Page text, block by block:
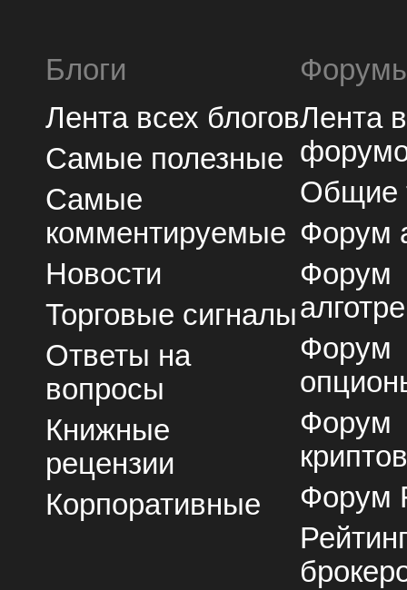
Блоги
Лента всех блогов
Самые полезные
Самые
комментируемые
Новости
Торговые сигналы
Ответы на
вопросы
Книжные
рецензии
Корпоративные
Лента
Общие
Форум
Форум
Форум
Форум
Форум